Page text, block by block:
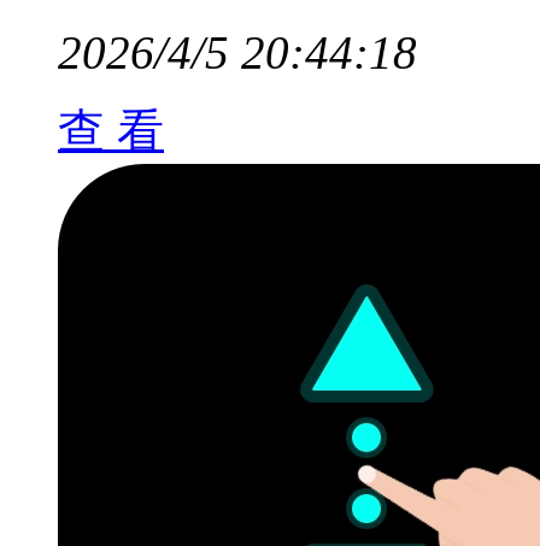
2026/4/5 20:44:18
查 看